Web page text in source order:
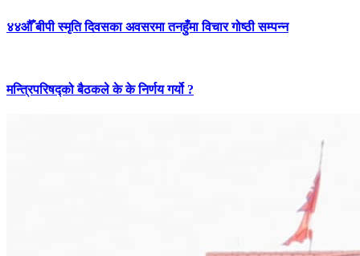
४४औँ बीपी स्मृति दिवसका अवसरमा तनहुँमा विचार गोष्ठी सम्पन्न
मन्त्रिपरिषद्को बैठकले के के निर्णय गर्यो ?